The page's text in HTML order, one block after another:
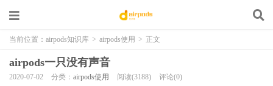
当前位置： airpods知识库 > airpods使用 > 正文
airpods一只没有声音
2020-07-02 分类： airpods使用 阅读(3188) 评论(0)